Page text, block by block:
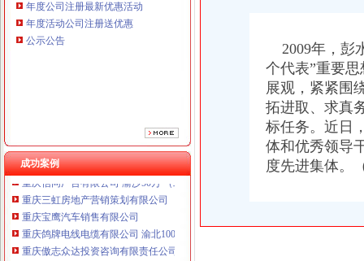
本站导航年度公司注册最新优惠活动
年度活动公司注册送优惠
公示公告
成功案例
重庆海谛升进出口贸易有限公司 渝北100万 （进出口权）
重庆奕欣锦诚商贸有限公司 渝九50万 （工商注册）
重庆信同广告有限公司 渝沙50万 （工商注册）
重庆三虹房地产营销策划有限公司
重庆宝鹰汽车销售有限公司
重庆鸽牌电线电缆有限公司 渝北10010万 (进出口权)
重庆傲志众达投资咨询有限责任公司 渝九1000万 （增资）
重庆臣夫商贸有限公司 （执照专让）
2009年，彭
个代表”重要
展观，紧紧围
拓进取、求真
标任务。近日
体和优秀领导
度先进集体。